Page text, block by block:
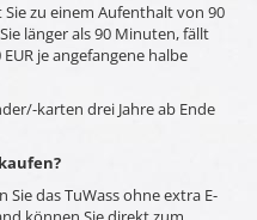
Sie zu einem Aufenthalt von 90
länger als 90 Minuten, fällt
je angefangene halbe
karten drei Jahre ab Ende
das TuWass ohne extra E-